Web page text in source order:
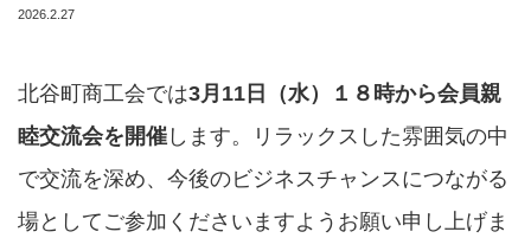
2026.2.27
北谷町商工会では3月11日（水）１８時から会員親
睦交流会を開催 します。リラックスした雰囲気の中
で交流を深め、今後のビジネスチャンスにつながる
場としてご参加くださいますようお願い申し上げま